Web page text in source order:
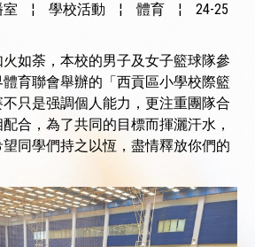
¦ 學校活動 ¦ 體育 ¦
24-25
如荼，本校的男子及女子籃球隊參
育聯會舉辦的「西貢區小學校際籃
只是强調個人能力，更注重團隊合
合，為了共同的目標而揮灑汗水，
同學們持之以恆，盡情釋放你們的